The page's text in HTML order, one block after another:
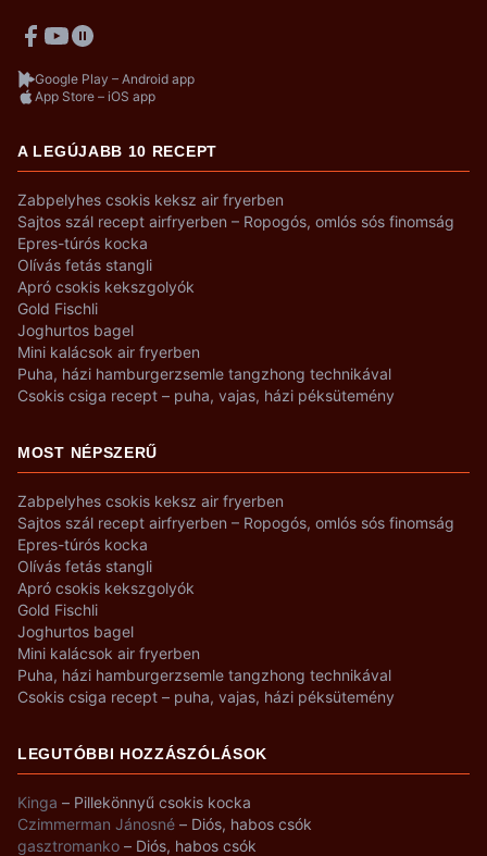
Google Play – Android app
App Store – iOS app
A LEGÚJABB 10 RECEPT
Zabpelyhes csokis keksz air fryerben
Sajtos szál recept airfryerben – Ropogós, omlós sós finomság
Epres-túrós kocka
Olívás fetás stangli
Apró csokis kekszgolyók
Gold Fischli
Joghurtos bagel
Mini kalácsok air fryerben
Puha, házi hamburgerzsemle tangzhong technikával
Csokis csiga recept – puha, vajas, házi péksütemény
MOST NÉPSZERŰ
Zabpelyhes csokis keksz air fryerben
Sajtos szál recept airfryerben – Ropogós, omlós sós finomság
Epres-túrós kocka
Olívás fetás stangli
Apró csokis kekszgolyók
Gold Fischli
Joghurtos bagel
Mini kalácsok air fryerben
Puha, házi hamburgerzsemle tangzhong technikával
Csokis csiga recept – puha, vajas, házi péksütemény
LEGUTÓBBI HOZZÁSZÓLÁSOK
Kinga – Pillekönnyű csokis kocka
Czimmerman Jánosné – Diós, habos csók
gasztromanko – Diós, habos csók